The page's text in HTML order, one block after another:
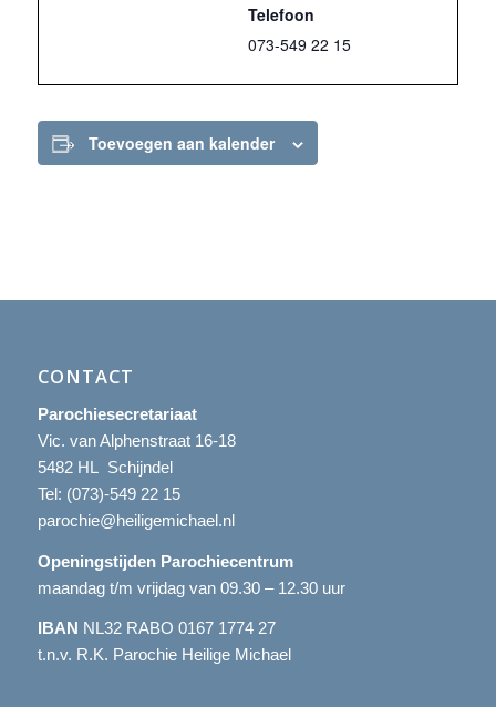
Telefoon
073-549 22 15
Toevoegen aan kalender
CONTACT
Parochiesecretariaat
Vic. van Alphenstraat 16-18
5482 HL Schijndel
Tel: (073)-549 22 15
parochie@heiligemichael.nl
Openingstijden Parochiecentrum
maandag t/m vrijdag van 09.30 – 12.30 uur
IBAN NL32 RABO 0167 1774 27
t.n.v. R.K. Parochie Heilige Michael